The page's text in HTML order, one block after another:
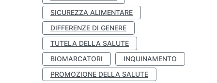
SICUREZZA ALIMENTARE
DIFFERENZE DI GENERE
TUTELA DELLA SALUTE
BIOMARCATORI
INQUINAMENTO
PROMOZIONE DELLA SALUTE